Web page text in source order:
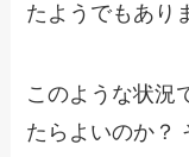
たようでもあり
このような状況
たらよいのか？